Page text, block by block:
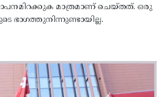
മാത്രമാണ് ചെയ്തത്. ഒരു
ഭാഗത്തുനിന്നുണ്ടായില്ല.